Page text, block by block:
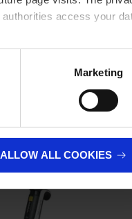
access your
Marketing
ALLOW ALL COOKIES